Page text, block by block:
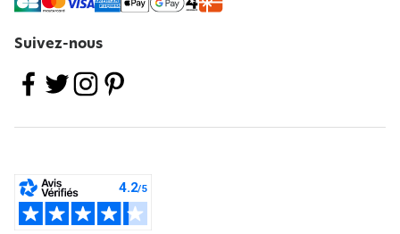
Suivez-nous